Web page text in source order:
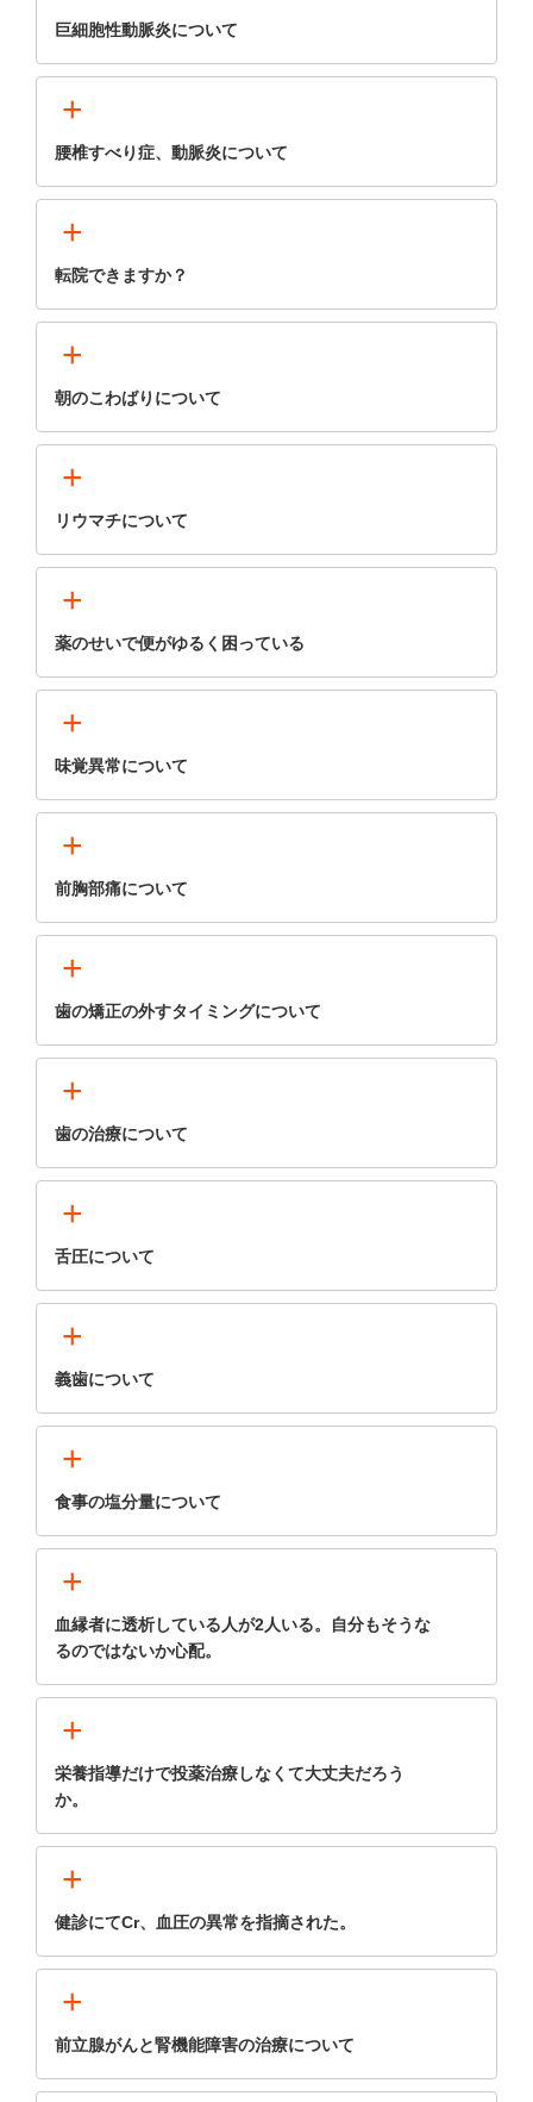
巨細胞性動脈炎について
+
腰椎すべり症、動脈炎について
+
転院できますか？
+
朝のこわばりについて
+
リウマチについて
+
薬のせいで便がゆるく困っている
+
味覚異常について
+
前胸部痛について
+
歯の矯正の外すタイミングについて
+
歯の治療について
+
舌圧について
+
義歯について
+
食事の塩分量について
+
血縁者に透析している人が2人いる。自分もそうな
るのではないか心配。
+
栄養指導だけで投薬治療しなくて大丈夫だろう
か。
+
健診にてCr、血圧の異常を指摘された。
+
前立腺がんと腎機能障害の治療について